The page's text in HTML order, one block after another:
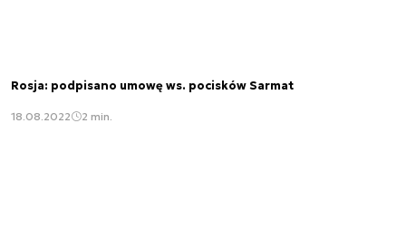
Rosja: podpisano umowę ws. pocisków Sarmat
18.08.2022 2 min.